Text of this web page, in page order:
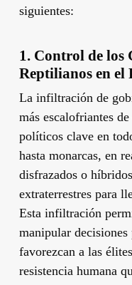
siguientes:
1. Control de los
Reptilianos en el
La infiltración de
más escalofriantes
políticos clave en
hasta monarcas, en
disfrazados o
extraterrestres para
Esta infiltración
manipular
favorezcan a las
resistencia humana